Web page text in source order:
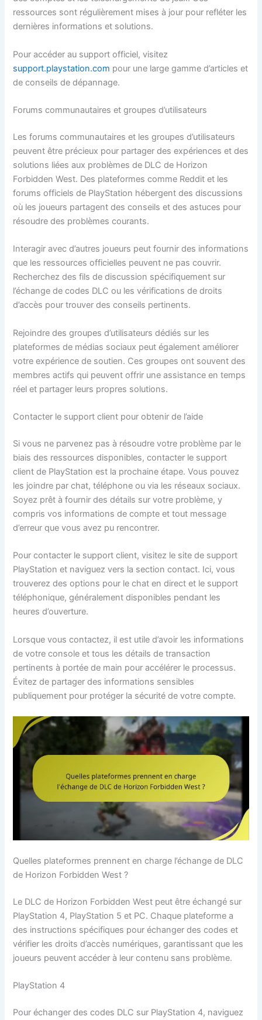
ressources sont régulièrement mises à jour pour refléter les
dernières informations et solutions.
Pour accéder au support officiel, visitez
support.playstation.com pour une large gamme d’articles et
de conseils de dépannage.
Forums communautaires et groupes d’utilisateurs
Les forums communautaires et les groupes d’utilisateurs
peuvent être précieux pour partager des expériences et des
solutions liées aux problèmes de DLC de Horizon
Forbidden West. Des plateformes comme Reddit et les
forums officiels de PlayStation hébergent des discussions
où les joueurs partagent des conseils et des astuces pour
résoudre des problèmes courants.
Interagir avec d’autres joueurs peut fournir des informations
que les ressources officielles peuvent ne pas couvrir.
Recherchez des fils de discussion spécifiquement sur
l’échange de codes DLC ou les vérifications de droits
d’accès pour trouver des conseils pertinents.
Rejoindre des groupes d’utilisateurs dédiés sur les
plateformes de médias sociaux peut également améliorer
votre expérience de soutien. Ces groupes ont souvent des
membres actifs qui peuvent offrir une assistance en temps
réel et partager leurs propres solutions.
Contacter le support client pour obtenir de l’aide
Si vous ne parvenez pas à résoudre votre problème par le
biais des ressources disponibles, contacter le support
client de PlayStation est la prochaine étape. Vous pouvez
les joindre par chat, téléphone ou via les réseaux sociaux.
Soyez prêt à fournir des détails sur votre problème, y
compris vos informations de compte et tout message
d’erreur que vous avez pu rencontrer.
Pour contacter le support client, visitez le site de support
PlayStation et naviguez vers la section contact. Ici, vous
trouverez des options pour le chat en direct et le support
téléphonique, généralement disponibles pendant les
heures d’ouverture.
Lorsque vous contactez, il est utile d’avoir les informations
de votre console et tous les détails de transaction
pertinents à portée de main pour accélérer le processus.
Évitez de partager des informations sensibles
publiquement pour protéger la sécurité de votre compte.
Quelles plateformes prennent en charge l’échange de DLC
de Horizon Forbidden West ?
Le DLC de Horizon Forbidden West peut être échangé sur
PlayStation 4, PlayStation 5 et PC. Chaque plateforme a
des instructions spécifiques pour échanger des codes et
vérifier les droits d’accès numériques, garantissant que les
joueurs peuvent accéder à leur contenu sans problème.
PlayStation 4
Pour échanger des codes DLC sur PlayStation 4, naviguez